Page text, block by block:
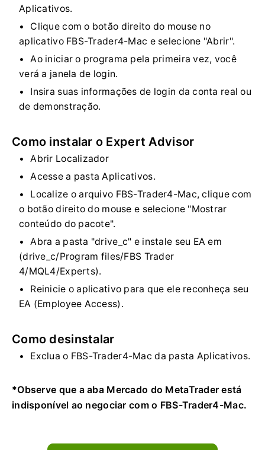
Aplicativos.
Clique com o botão direito do mouse no
aplicativo FBS-Trader4-Mac e selecione "Abrir".
Ao iniciar o programa pela primeira vez, você
verá a janela de login.
Insira suas informações de login da conta real ou
de demonstração.
Como instalar o Expert Advisor
Abrir Localizador
Acesse a pasta Aplicativos.
Localize o arquivo FBS-Trader4-Mac, clique com
o botão direito do mouse e selecione "Mostrar
conteúdo do pacote".
Abra a pasta "drive_c" e instale seu EA em
(drive_c/Program files/FBS Trader
4/MQL4/Experts).
Reinicie o aplicativo para que ele reconheça seu
EA (Employee Access).
Como desinstalar
Exclua o FBS-Trader4-Mac da pasta Aplicativos.
*Observe que a aba Mercado do MetaTrader está
indisponível ao negociar com o FBS-Trader4-Mac.